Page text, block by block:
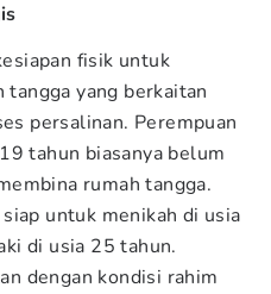
fisik untuk
yang berkaitan
persalinan. Perempuan
tahun biasanya belum
rumah tangga.
untuk menikah di usia
di usia 25 tahun.
dengan kondisi rahim